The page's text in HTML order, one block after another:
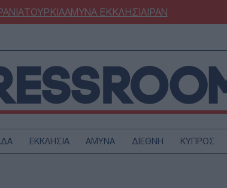
ΤΟΥΡΚΙΑΑΜΥΝΑΕΚΚΛΗΣΙΑΙΡΑΝ
ΕΚΚΛΗΣΙΑ ΑΜΥΝΑ ΔΙΕΘΝΗ ΚΥΠΡΟΣ